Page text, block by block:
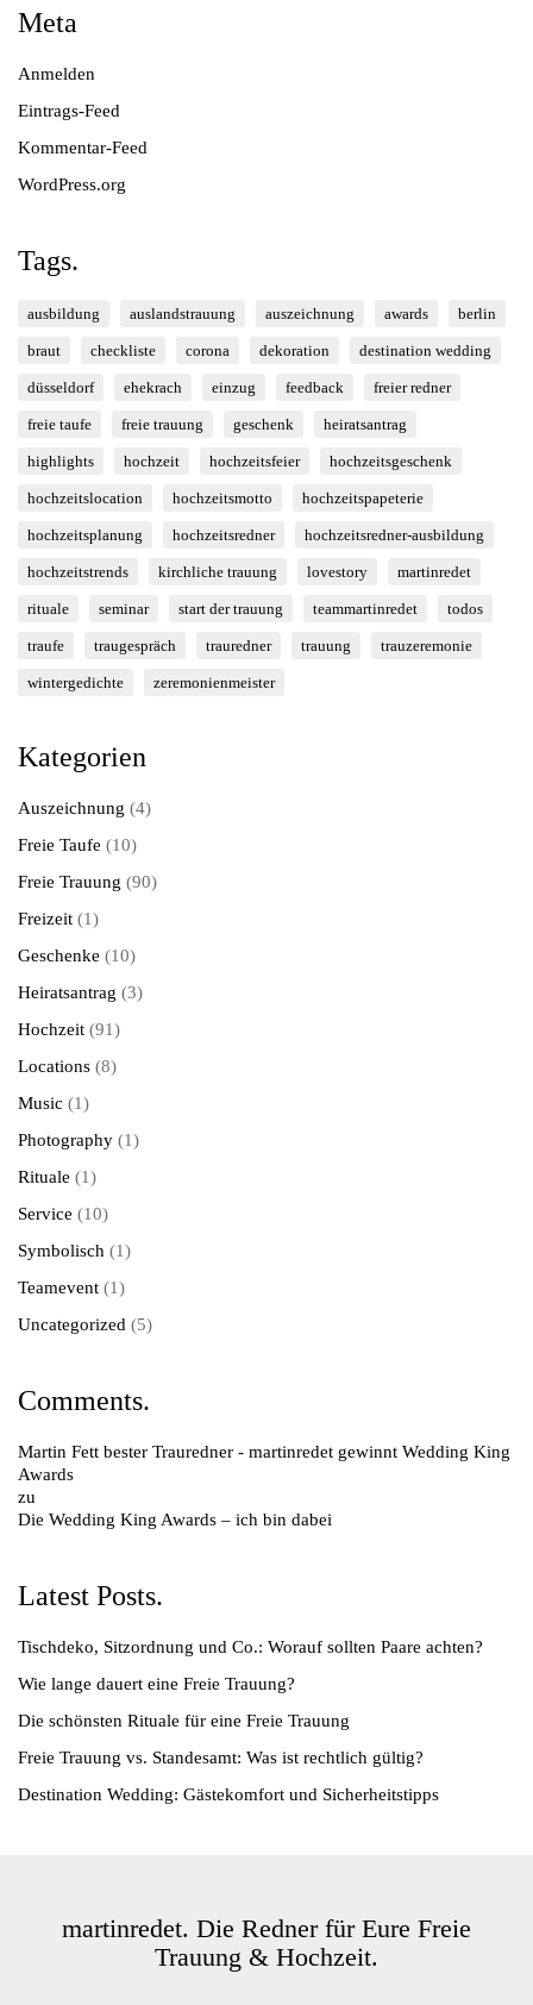
Meta
Anmelden
Eintrags-Feed
Kommentar-Feed
WordPress.org
Tags.
ausbildung auslandstrauung auszeichnung awards berlin
braut checkliste corona dekoration destination wedding
düsseldorf ehekrach einzug feedback freier redner
freie taufe freie trauung geschenk heiratsantrag
highlights hochzeit hochzeitsfeier hochzeitsgeschenk
hochzeitslocation hochzeitsmotto hochzeitspapeterie
hochzeitsplanung hochzeitsredner hochzeitsredner-ausbildung
hochzeitstrends kirchliche trauung lovestory martinredet
rituale seminar start der trauung teammartinredet todos
traufe traugespräch trauredner trauung trauzeremonie
wintergedichte zeremonienmeister
Kategorien
Auszeichnung (4)
Freie Taufe (10)
Freie Trauung (90)
Freizeit (1)
Geschenke (10)
Heiratsantrag (3)
Hochzeit (91)
Locations (8)
Music (1)
Photography (1)
Rituale (1)
Service (10)
Symbolisch (1)
Teamevent (1)
Uncategorized (5)
Comments.
Martin Fett bester Trauredner - martinredet gewinnt Wedding King
Awards
zu
Die Wedding King Awards – ich bin dabei
Latest Posts.
Tischdeko, Sitzordnung und Co.: Worauf sollten Paare achten?
Wie lange dauert eine Freie Trauung?
Die schönsten Rituale für eine Freie Trauung
Freie Trauung vs. Standesamt: Was ist rechtlich gültig?
Destination Wedding: Gästekomfort und Sicherheitstipps
martinredet. Die Redner für Eure Freie
Trauung & Hochzeit.